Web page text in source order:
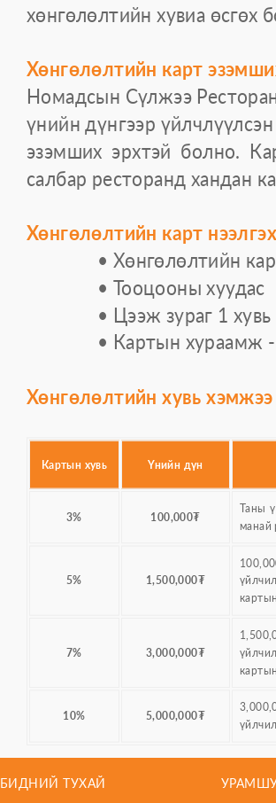
хөнгөлөлтийн хувиа өсгөх
Хөнгөлөлтийн карт
Номадсын Сүлжээ
үнийн дүнгээр
эзэмших эрхтэй болно.
салбар ресторанд хандан
Хөнгөлөлтийн карт
• Хөнгөлөлтийн
• Тооцооны хуудас
• Цээж зураг 1 хувь
• Картын хураамж
Хөнгөлөлтийн хувь хэмжээ
Картын хувь Үнийн дүн
3% 100,000₮
Таны
манай
5% 1,500,000₮
7% 3,000,000₮
10% 5,000,000₮
БИДНИЙ ТУХАЙ